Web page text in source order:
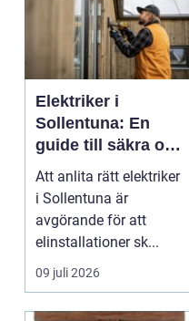
Elektriker i
Sollentuna: En
guide till säkra och
pålitliga
elinstallationer
Att anlita rätt elektriker
i Sollentuna är
avgörande för att
elinstallationer sk...
09 juli 2026